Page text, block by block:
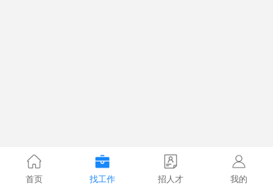
首页 找工作 招人才 我的